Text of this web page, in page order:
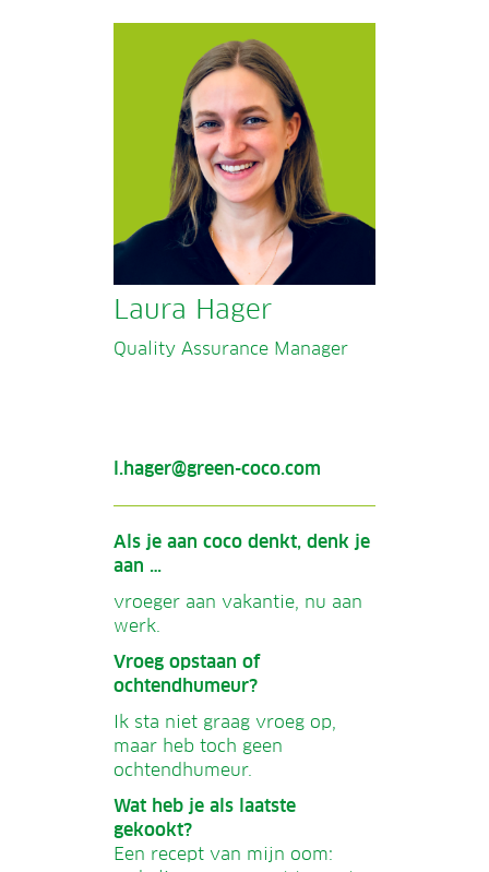
Laura Hager
Quality Assurance Manager
l.hager@green-coco.com
Als je aan coco denkt, denk je
aan …
vroeger aan vakantie, nu aan
werk.
Vroeg opstaan of
ochtendhumeur?
Ik sta niet graag vroeg op,
maar heb toch geen
ochtendhumeur.
Wat heb je als laatste
gekookt?
Een recept van mijn oom: